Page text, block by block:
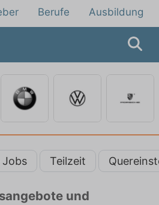
Berufe Ausbildung
Jobs Teilzeit
und